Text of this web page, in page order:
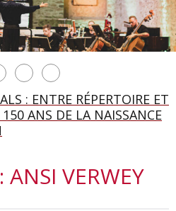
À SALZBOURG, UNE
PAR ROMEO
PASCAL
: ENTRE RÉPERTOIRE ET
ANS DE LA NAISSANCE
ANNIVERSAIRE DU RING
L’IA
CENTIÈME
MES PARENTS AVAIENT
CISELÉ »
ANSI VERWEY